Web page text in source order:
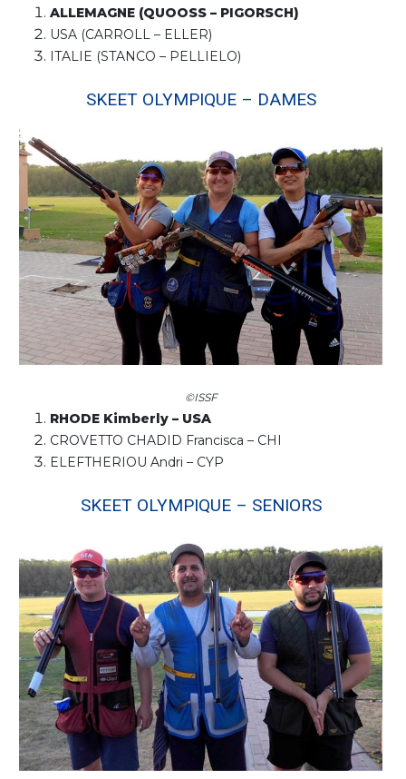
ALLEMAGNE (QUOOSS – PIGORSCH)
USA (CARROLL – ELLER)
ITALIE (STANCO – PELLIELO)
SKEET OLYMPIQUE – DAMES
©ISSF
RHODE Kimberly – USA
CROVETTO CHADID Francisca – CHI
ELEFTHERIOU Andri – CYP
SKEET OLYMPIQUE – SENIORS